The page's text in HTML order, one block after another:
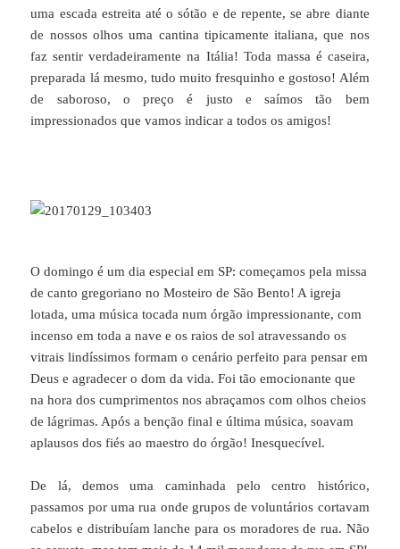
uma escada estreita até o sótão e de repente, se abre diante
de nossos olhos uma cantina tipicamente italiana, que nos
faz sentir verdadeiramente na Itália! Toda massa é caseira,
preparada lá mesmo, tudo muito fresquinho e gostoso! Além
de saboroso, o preço é justo e saímos tão bem
impressionados que vamos indicar a todos os amigos!
O domingo é um dia especial em SP: começamos pela missa
de canto gregoriano no Mosteiro de São Bento! A igreja
lotada, uma música tocada num órgão impressionante, com
incenso em toda a nave e os raios de sol atravessando os
vitrais lindíssimos formam o cenário perfeito para pensar em
Deus e agradecer o dom da vida. Foi tão emocionante que
na hora dos cumprimentos nos abraçamos com olhos cheios
de lágrimas. Após a benção final e última música, soavam
aplausos dos fiés ao maestro do órgão! Inesquecível.
De lá, demos uma caminhada pelo centro histórico,
passamos por uma rua onde grupos de voluntários cortavam
cabelos e distribuíam lanche para os moradores de rua. Não